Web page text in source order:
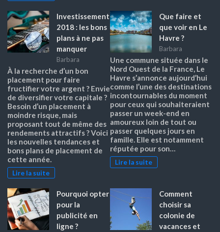
Investissement
2018 : les bons
plans à ne pas
manquer
Barbara
À la recherche d’un bon
placement pour faire
fructifier votre argent ? Envie
de diversifier votre capitale ?
Besoin d’un placement à
moindre risque, mais
proposant tout de même des
rendements attractifs ? Voici
les nouvelles tendances et
bons plans de placement de
cette année.
Lire la suite
Que faire et
que voir en Le
Havre ?
Barbara
Une commune située dans le
Nord Ouest de la France, Le
Havre s’annonce aujourd’hui
comme l’une des destinations
incontournables du moment
pour ceux qui souhaiteraient
passer un week-end en
amoureux loin de tout ou
passer quelques jours en
famille. Elle est notamment
réputée pour son…
Lire la suite
Pourquoi opter
pour la
publicité en
ligne ?
Comment
choisir sa
colonie de
vacances et